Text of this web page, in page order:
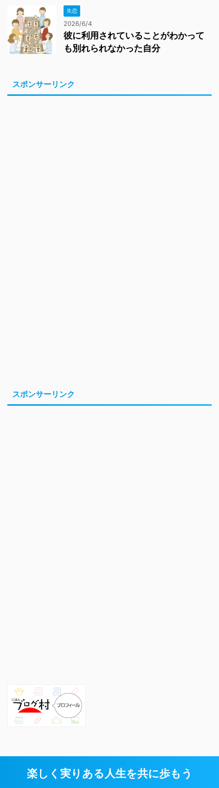
失恋
2026/6/4
彼に利用されていることがわかって
も別れられなかった自分
スポンサーリンク
スポンサーリンク
楽しく実りある人生を共に歩もう